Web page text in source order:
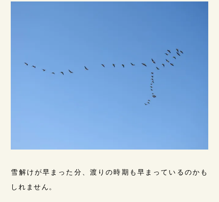
雪解けが早まった分、渡りの時期も早まっているのかも
しれません。